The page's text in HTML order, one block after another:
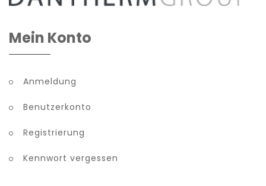
Mein Konto
Anmeldung
Benutzerkonto
Registrierung
Kennwort vergessen